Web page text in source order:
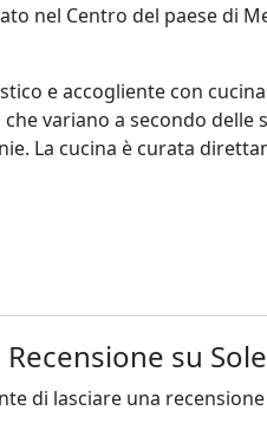
nel Centro del paese di
e accogliente con
variano a secondo delle
La cucina è curata
Recensione su Sole
di lasciare una